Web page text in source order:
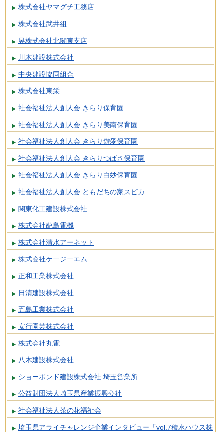
株式会社ヤマグチ工務店
株式会社武井組
昱株式会社北関東支店
川木建設株式会社
中央建設協同組合
株式会社東栄
社会福祉法人創人会 きらり保育園
社会福祉法人創人会 きらり美南保育園
社会福祉法人創人会 きらり遊愛保育園
社会福祉法人創人会 きらりつばさ保育園
社会福祉法人創人会 きらり白妙保育園
社会福祉法人創人会 ともだちの家スピカ
関東化工建設株式会社
株式会社蓜島電機
株式会社清水アーネット
株式会社ケージーエム
正和工業株式会社
日清建設株式会社
五島工業株式会社
安行園芸株式会社
株式会社丸電
八木建設株式会社
ショーボンド建設株式会社 埼玉営業所
公益財団法人埼玉県産業振興公社
社会福祉法人茶の花福祉会
埼玉県アライチャレンジ企業インタビュー「vol.7積水ハウス株